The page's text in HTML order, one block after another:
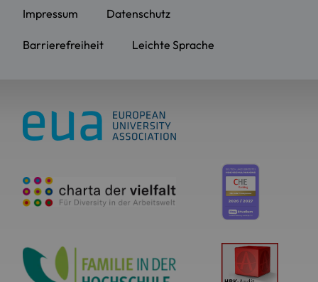
Impressum Datenschutz
Barrierefreiheit Leichte Sprache